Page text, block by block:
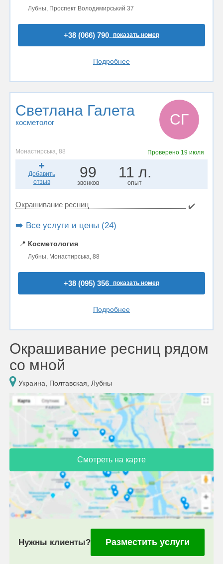
Лубны, Проспект Володимирський 37
+38 (066) 790..показать номер
Подробнее
Светлана Галета
косметолог СГ
Монастирська, 88 Проверено 19 июля
Добавить
отзыв
99
звонков
11 л.
опыт
Окрашивание ресниц ✔️
➡️ Все услуги и цены (24)
📍 Косметология
Лубны, Монастирська, 88
+38 (095) 356..показать номер
Подробнее
Окрашивание ресниц рядом
со мной
Украина, Полтавская, Лубны
Смотреть на карте
Нужны клиенты? Разместить услуги